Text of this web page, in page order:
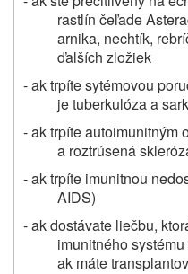
rastlín čeľade
arnika, nechtík,
ďalších zložiek
- ak trpíte sytémovou
je tuberkulóza a
- ak trpíte autoimunitným
a roztrúsená
- ak trpíte imunitnou
AIDS)
- ak dostávate liečbu,
imunitného
ak máte